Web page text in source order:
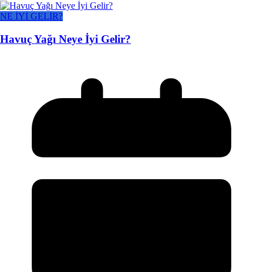
NE İYİ GELİR?
Havuç Yağı Neye İyi Gelir?